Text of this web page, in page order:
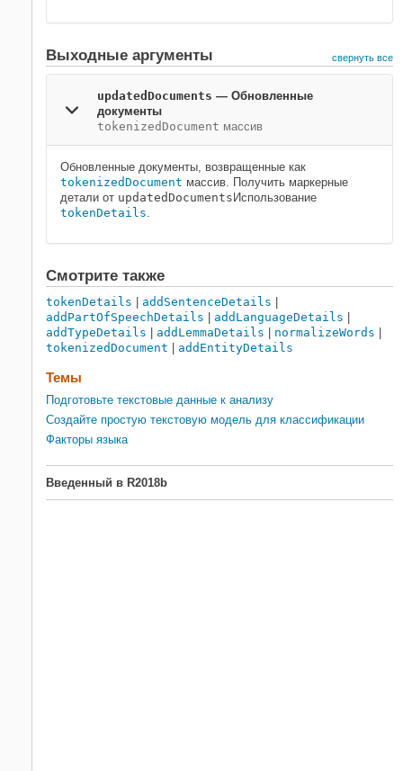
Выходные аргументы свернуть все
updatedDocuments — Обновленные
документы
tokenizedDocument массив
Обновленные документы, возвращенные как
tokenizedDocument массив. Получить маркерные
детали от updatedDocuments Использование
tokenDetails.
Смотрите также
tokenDetails addSentenceDetails
addPartOfSpeechDetails
addLanguageDetails
addTypeDetails
addLemmaDetails normalizeWords
tokenizedDocument
addEntityDetails
Темы
Подготовьте текстовые данные к анализу
Создайте простую текстовую модель для классификации
Факторы языка
Введенный в R2018b